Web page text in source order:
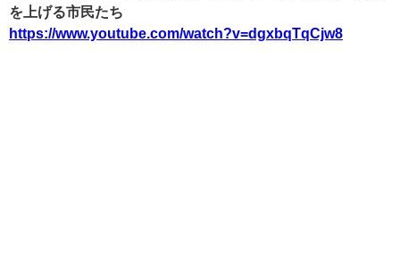
を上げる市民たち
https://www.youtube.com/watch?v=dgxbqTqCjw8